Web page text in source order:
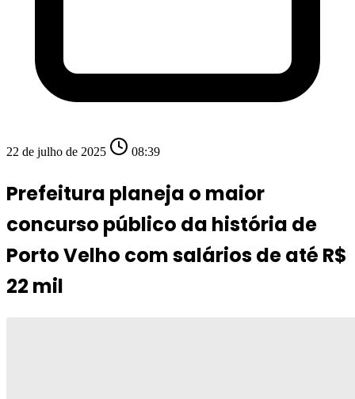
22 de julho de 2025 08:39
Prefeitura planeja o maior
concurso público da história de
Porto Velho com salários de até R$
22 mil